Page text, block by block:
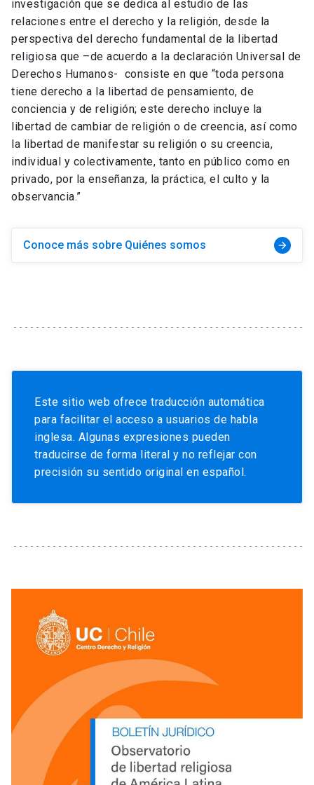
investigación que se dedica al estudio de las
relaciones entre el derecho y la religión, desde la
perspectiva del derecho fundamental de la libertad
religiosa que –de acuerdo a la declaración Universal de
Derechos Humanos- consiste en que “toda persona
tiene derecho a la libertad de pensamiento, de
conciencia y de religión; este derecho incluye la
libertad de cambiar de religión o de creencia, así como
la libertad de manifestar su religión o su creencia,
individual y colectivamente, tanto en público como en
privado, por la enseñanza, la práctica, el culto y la
observancia.”
Conoce más sobre Quiénes somos arrow_forward
Este sitio web ofrece traducción automática
para facilitar el acceso a usuarios de habla
inglesa. Algunas expresiones pueden
traducirse de forma literal y no reflejar con
precisión su sentido original en español.